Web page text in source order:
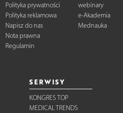
Polityka prywatności
Polityka reklamowa
Napisz do nas
Nota prawna
Regulamin
webinary
e-Akademia
Mednauka
SERWISY
KONGRES TOP
MEDICAL TRENDS